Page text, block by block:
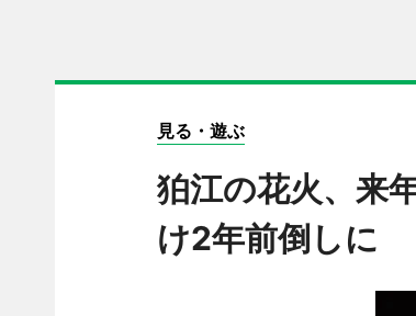
見る・遊ぶ
狛江の花火、来
け2年前倒しに